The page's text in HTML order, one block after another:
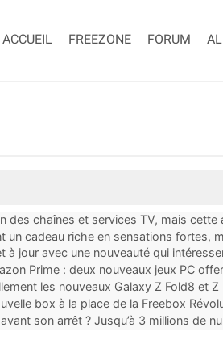
ACCUEIL FREEZONE FORUM
des chaînes et services TV, mais cette
un cadeau riche en sensations fortes,
à jour avec une nouveauté qui
Prime : deux nouveaux jeux PC
les nouveaux Galaxy Z Fold8 et
box à la place de la Freebox
son arrêt ? Jusqu’à 3 millions de